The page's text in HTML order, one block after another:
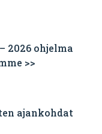
2026 ohjelma
>>
ajankohdat